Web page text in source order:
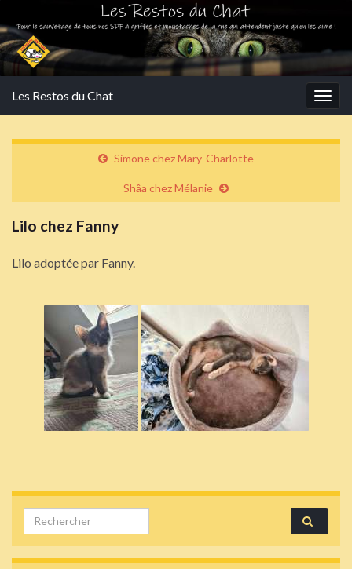
Les Restos du Chat
Simone chez Mary-Charlotte
Shâa chez Mélanie
Lilo chez Fanny
Lilo adoptée par Fanny.
Search for: